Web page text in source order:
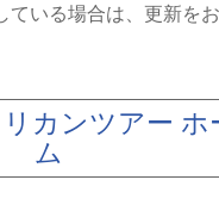
いる場合は、更新をお
カンツアー ホ
ム